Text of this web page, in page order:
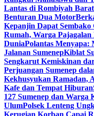
Lantas di Rombiyah
Benturan Dua Motor
Kepanjin Dapat Sembako
Rumah, Warga
DuniaPolantas Menyapa:
Jalanan SumenepKiblat
Sengkarut Kemiskinan
Perjuangan Sumenep
Kekhusyukan Ramadan,
Kafe dan Tempat Hiburan
127 Sumenep dan Warga
UlumPolsek Lenteng